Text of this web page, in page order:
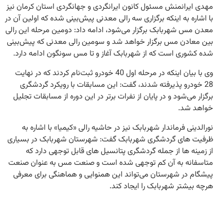
مهدی ایرانمنش‌ مسئول کانون ایرانگردی و جهانگردی استان کرمان نیز
با اشاره به اینکه برگزاری سه رالی معدنی پیش‌بینی شده‌ که اولین آن در
معدن مس شهربابک برگزار می‌شود، ادامه داد: دومین مرحله این رالی
بین معادن مس برگزار خواهد شد و سومین رالی معدنی که پیش‌بینی
شده کشوری است که از شهربابک آغاز و تا مس سونگون ادامه دارد.
وی با بیان اینکه در مرحله اول 40 خودرو ثبت‌نام کردند که در نهایت
28 خودرو پذیرفته شدند، گفت: این مسابقات با رویکرد گردشگری
برگزار می‌شود و در پایان از نفرات برتر در این دوره از مسابقات تجلیل
خواهد شد.
نورالدینی فرماندار شهربابک نیز در حاشیه رالی «کیمیا» با اشاره به
ظرفیت های گردشگری شهربابک گفت: شهرستان شهربابک در بسیاری
از زمینه ها از جمله گردشگری پتانسیل های قابل توجهی دارد که
متاسفانه به آن کم توجهی شده است و صنعت مس به عنوان صنعت
پیشگام در شهرستان می‌تواند این همنوایی و هماهنگی برای معرفی
هرچه بیشتر شهربابک را ایجاد کند.